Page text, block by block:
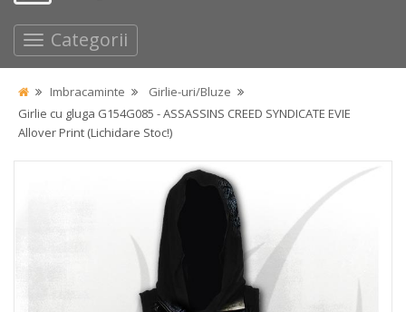
Categorii
Imbracaminte
Girlie-uri/Bluze
Girlie cu gluga G154G085 - ASSASSINS CREED SYNDICATE EVIE
Allover Print (Lichidare Stoc!)